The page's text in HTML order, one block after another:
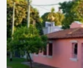
el
país
marcharon
al
Ministerio
de
Economía